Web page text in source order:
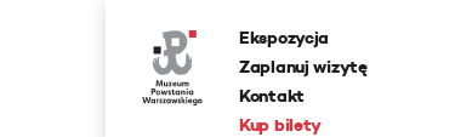
Ekspozycja
Zaplanuj wizytę
Kontakt
Kup bilety